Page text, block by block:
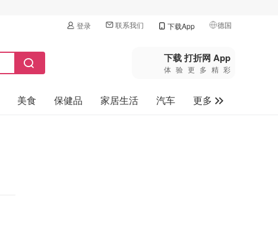
登录 联系我们 下载App 德国
🇺🇸美国
🇨🇳中国
🇨🇦加拿大
下载 打折网 App
体验更多精彩
美食 保健品 家居生活 汽车
更多